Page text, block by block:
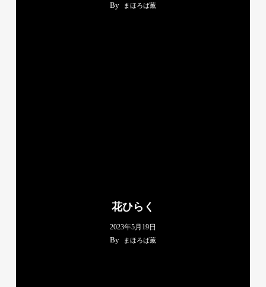
By まほろば薫
花ひらく
2023年5月19日
By まほろば薫